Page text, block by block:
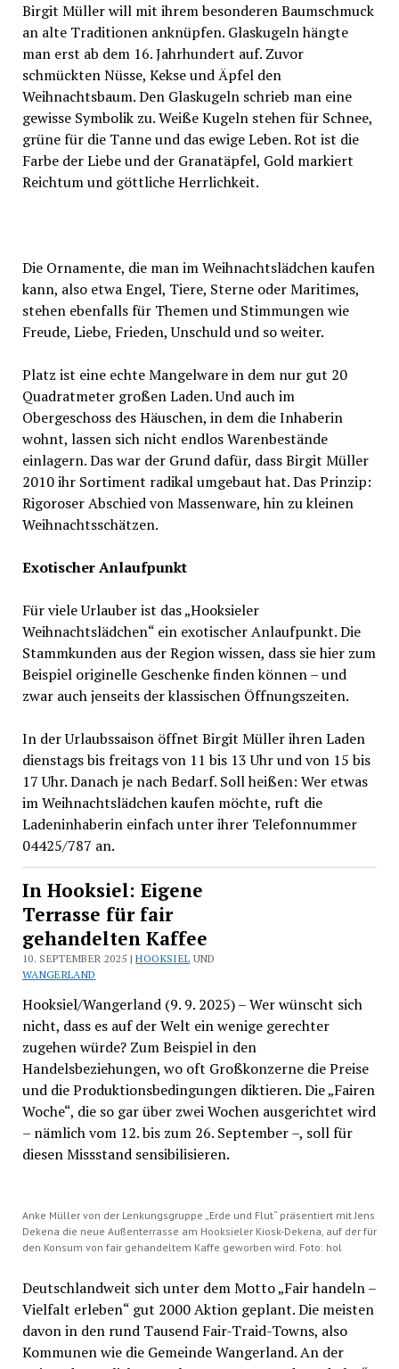
Birgit Müller will mit ihrem besonderen Baumschmuck
an alte Traditionen anknüpfen. Glaskugeln hängte
man erst ab dem 16. Jahrhundert auf. Zuvor
schmückten Nüsse, Kekse und Äpfel den
Weihnachtsbaum. Den Glaskugeln schrieb man eine
gewisse Symbolik zu. Weiße Kugeln stehen für Schnee,
grüne für die Tanne und das ewige Leben. Rot ist die
Farbe der Liebe und der Granatäpfel, Gold markiert
Reichtum und göttliche Herrlichkeit.
Die Ornamente, die man im Weihnachtslädchen kaufen
kann, also etwa Engel, Tiere, Sterne oder Maritimes,
stehen ebenfalls für Themen und Stimmungen wie
Freude, Liebe, Frieden, Unschuld und so weiter.
Platz ist eine echte Mangelware in dem nur gut 20
Quadratmeter großen Laden. Und auch im
Obergeschoss des Häuschen, in dem die Inhaberin
wohnt, lassen sich nicht endlos Warenbestände
einlagern. Das war der Grund dafür, dass Birgit Müller
2010 ihr Sortiment radikal umgebaut hat. Das Prinzip:
Rigoroser Abschied von Massenware, hin zu kleinen
Weihnachtsschätzen.
Exotischer Anlaufpunkt
Für viele Urlauber ist das „Hooksieler
Weihnachtslädchen“ ein exotischer Anlaufpunkt. Die
Stammkunden aus der Region wissen, dass sie hier zum
Beispiel originelle Geschenke finden können – und
zwar auch jenseits der klassischen Öffnungszeiten.
In der Urlaubssaison öffnet Birgit Müller ihren Laden
dienstags bis freitags von 11 bis 13 Uhr und von 15 bis
17 Uhr. Danach je nach Bedarf. Soll heißen: Wer etwas
im Weihnachtslädchen kaufen möchte, ruft die
Ladeninhaberin einfach unter ihrer Telefonnummer
04425/787 an.
In Hooksiel: Eigene
Terrasse für fair
gehandelten Kaffee
10. SEPTEMBER 2025 |HOOKSIEL UND
WANGERLAND
Hooksiel/Wangerland (9. 9. 2025) – Wer wünscht sich
nicht, dass es auf der Welt ein wenige gerechter
zugehen würde? Zum Beispiel in den
Handelsbeziehungen, wo oft Großkonzerne die Preise
und die Produktionsbedingungen diktieren. Die „Fairen
Woche“, die so gar über zwei Wochen ausgerichtet wird
– nämlich vom 12. bis zum 26. September –, soll für
diesen Missstand sensibilisieren.
Anke Müller von der Lenkungsgruppe „Erde und Flut“ präsentiert mit Jens
Dekena die neue Außenterrasse am Hooksieler Kiosk-Dekena, auf der für
den Konsum von fair gehandeltem Kaffe geworben wird. Foto: hol
Deutschlandweit sich unter dem Motto „Fair handeln –
Vielfalt erleben“ gut 2000 Aktion geplant. Die meisten
davon in den rund Tausend Fair-Traid-Towns, also
Kommunen wie die Gemeinde Wangerland. An der